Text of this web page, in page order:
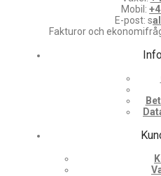
Mobil:
E-post: s
Fakturor och